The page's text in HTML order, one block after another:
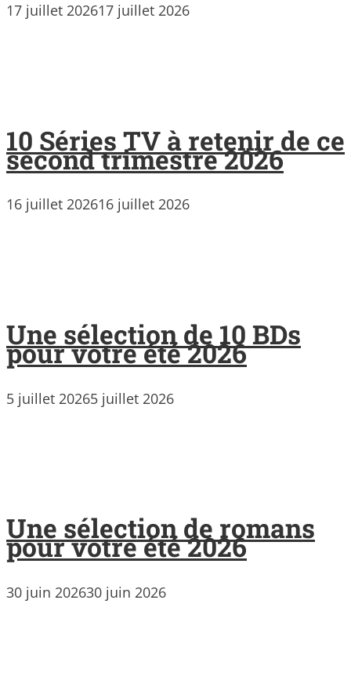
17 juillet 202617 juillet 2026
10 Séries TV à retenir de ce
second trimestre 2026
16 juillet 202616 juillet 2026
Une sélection de 10 BDs
pour votre été 2026
5 juillet 20265 juillet 2026
Une sélection de romans
pour votre été 2026
30 juin 202630 juin 2026